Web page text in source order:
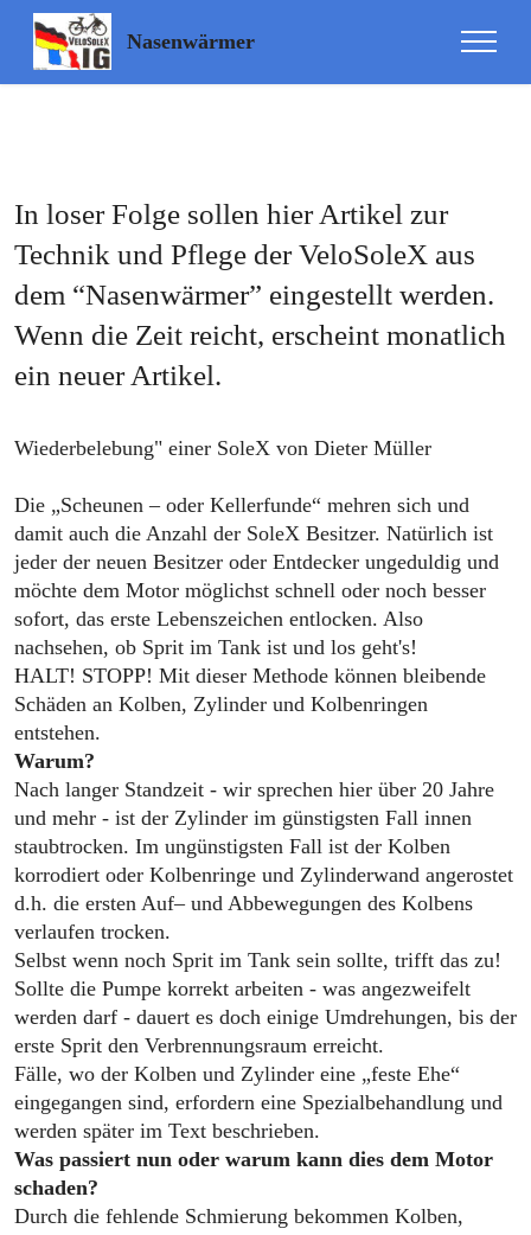
Update cookies preferences
Nasenwärmer
In loser Folge sollen hier Artikel zur
Technik und Pflege der VeloSoleX aus
dem “Nasenwärmer” eingestellt werden.
Wenn die Zeit reicht, erscheint monatlich
ein neuer Artikel.
Wiederbelebung" einer SoleX von Dieter Müller
Die „Scheunen – oder Kellerfunde“ mehren sich und
damit auch die Anzahl der SoleX Besitzer. Natürlich ist
jeder der neuen Besitzer oder Entdecker ungeduldig und
möchte dem Motor möglichst schnell oder noch besser
sofort, das erste Lebenszeichen entlocken. Also
nachsehen, ob Sprit im Tank ist und los geht's!
HALT! STOPP! Mit dieser Methode können bleibende
Schäden an Kolben, Zylinder und Kolbenringen
entstehen.
Warum?
Nach langer Standzeit ­- wir sprechen hier über 20 Jahre
und mehr - ist der Zylinder im günstigsten Fall innen
staubtrocken. Im ungünstigsten Fall ist der Kolben
korrodiert oder Kolbenringe und Zylinderwand angerostet
d.h. die ersten Auf– und Abbewegungen des Kolbens
verlaufen trocken.
Selbst wenn noch Sprit im Tank sein sollte, trifft das zu!
Sollte die Pumpe korrekt arbeiten - was angezweifelt
werden darf - dauert es doch einige Umdrehungen, bis der
erste Sprit den Verbrennungsraum erreicht.
Fälle, wo der Kolben und Zylinder eine „feste Ehe“
eingegangen sind, erfordern eine Spezialbehandlung und
werden später im Text beschrieben.
Was passiert nun oder warum kann dies dem Motor
schaden?
Durch die fehlende Schmierung bekommen Kolben,